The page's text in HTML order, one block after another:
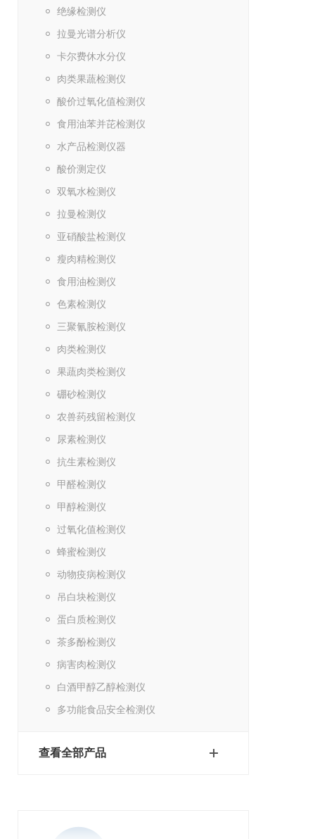
绝缘检测仪
拉曼光谱分析仪
卡尔费休水分仪
肉类果蔬检测仪
酸价过氧化值检测仪
食用油苯并芘检测仪
水产品检测仪器
酸价测定仪
双氧水检测仪
拉曼检测仪
亚硝酸盐检测仪
瘦肉精检测仪
食用油检测仪
色素检测仪
三聚氰胺检测仪
肉类检测仪
果蔬肉类检测仪
硼砂检测仪
农兽药残留检测仪
尿素检测仪
抗生素检测仪
甲醛检测仪
甲醇检测仪
过氧化值检测仪
蜂蜜检测仪
动物疫病检测仪
吊白块检测仪
蛋白质检测仪
茶多酚检测仪
病害肉检测仪
白酒甲醇乙醇检测仪
多功能食品安全检测仪
查看全部产品